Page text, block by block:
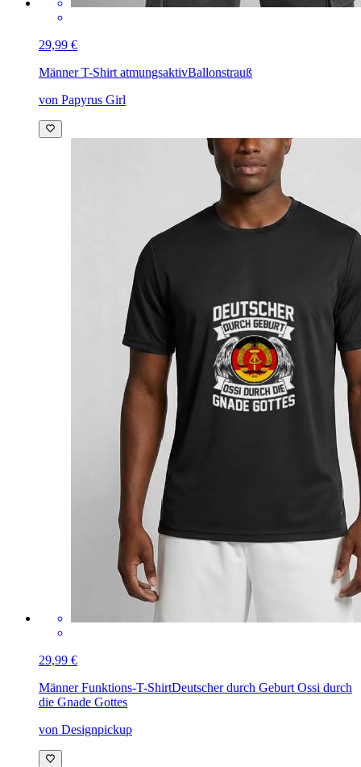
29,99 €
Männer T-Shirt atmungsaktivBallonstrauß
von Papyrus Girl
29,99 €
Männer Funktions-T-ShirtDeutscher durch Geburt Ossi durch
die Gnade Gottes
von Designpickup